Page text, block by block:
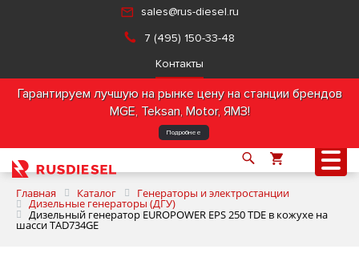
sales@rus-diesel.ru
7 (495) 150-33-48
Контакты
Гарантируем лучшую на рынке цену на станции брендов
MGE, Teksan, Motor, ЯМЗ!
Подробнее
Главная Каталог Генераторы и электростанции
Дизельные генераторы (ДГУ)
Дизельный генератор EUROPOWER EPS 250 TDE в кожухе на
шасси TAD734GE